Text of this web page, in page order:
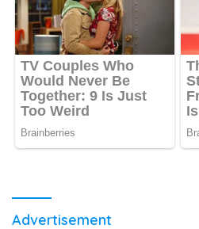
Advertisement